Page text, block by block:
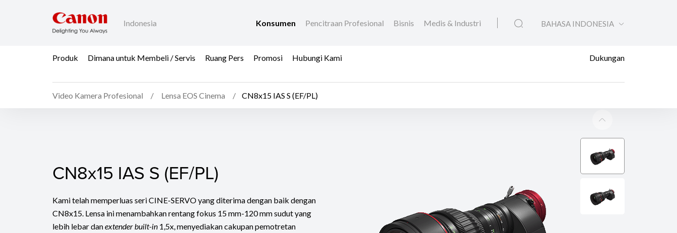
Indonesia Konsumen Pencitraan Profesional Bisnis Medis & Industri BAHASA INDONESIA
Produk Dimana untuk Membeli / Servis Ruang Pers Promosi Hubungi Kami Dukungan
Video Kamera Profesional Lensa EOS Cinema CN8x15 IAS S (EF/PL)
CN8x15 IAS S (EF/PL)
Kami telah memperluas seri CINE-SERVO yang diterima dengan baik dengan
CN8x15. Lensa ini menambahkan rentang fokus 15 mm-120 mm sudut yang
lebih lebar danextender built-in 1,5x, menyediakan cakupan pemotretan